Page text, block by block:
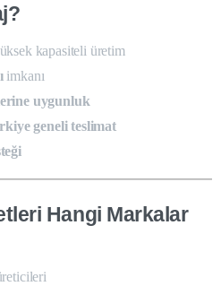
kapasiteli üretim
imkanı
uygunluk
geneli teslimat
Hangi Markalar